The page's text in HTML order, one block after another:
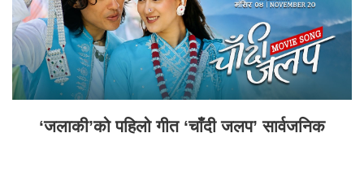
‘जलाकी’को पहिलो गीत ‘चाँदी जलप’ सार्वजनिक